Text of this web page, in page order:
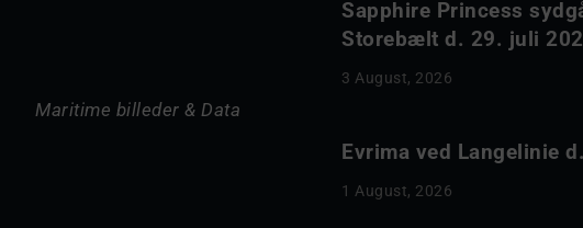
Maritime billeder & Data
Sapphire Princess
Storebælt d. 29. juli
3 August, 2026
Evrima ved Langelinie
1 August, 2026